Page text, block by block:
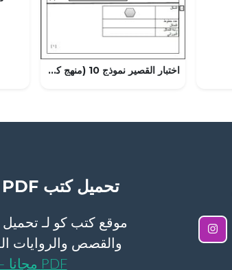
اختبار القصير نموذج 10 (منهج كامبردج) (رياضيات) الخامس
تحميل كتب PDF مجانا – كتب كو
والقصص والروايات
PDF مجانا – كتب كو